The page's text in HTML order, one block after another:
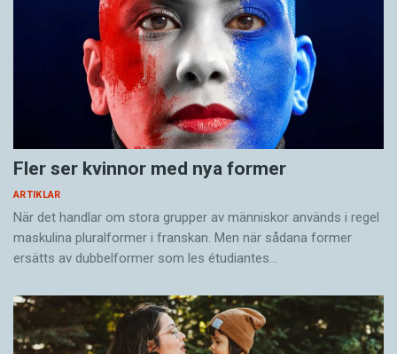
Fler ser kvinnor med nya former
ARTIKLAR
När det handlar om stora grupper av människor används i regel
maskulina pluralformer i franskan. Men när sådana ­former
ersätts av dubbel­former som les étudiantes…